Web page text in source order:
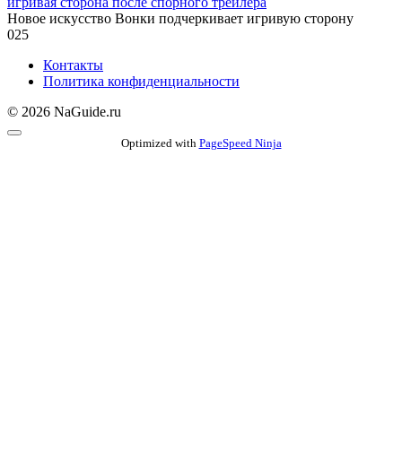
Новое искусство Вонки подчеркивает игривую сторону
025
Контакты
Политика конфиденциальности
© 2026 NaGuide.ru
Optimized with PageSpeed Ninja